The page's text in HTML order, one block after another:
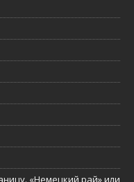
«Немецкий рай» или